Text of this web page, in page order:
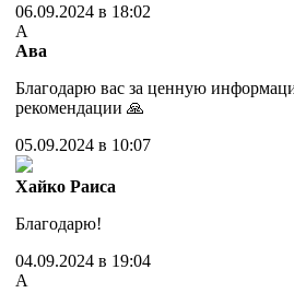
06.09.2024 в 18:02
А
Ава
Благодарю вас за ценную
рекомендации 🙏
05.09.2024 в 10:07
Хайко Раиса
Благодарю!
04.09.2024 в 19:04
А